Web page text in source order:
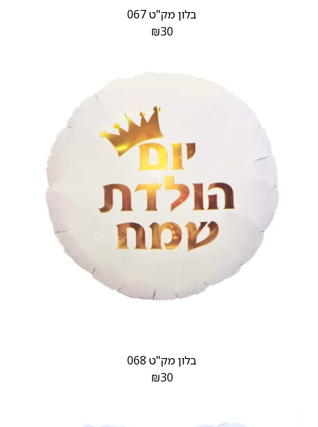
בלון מק"ט 067
₪30
בלון מק"ט 068
₪30